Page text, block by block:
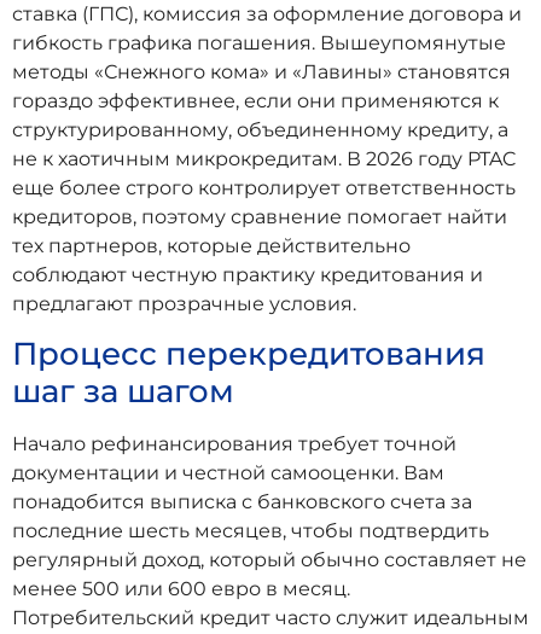
ставка (ГПС), комиссия за оформление договора и
гибкость графика погашения. Вышеупомянутые
методы «Снежного кома» и «Лавины» становятся
гораздо эффективнее, если они применяются к
структурированному, объединенному кредиту, а
не к хаотичным микрокредитам. В 2026 году PTAC
еще более строго контролирует ответственность
кредиторов, поэтому сравнение помогает найти
тех партнеров, которые действительно
соблюдают честную практику кредитования и
предлагают прозрачные условия.
Процесс перекредитования
шаг за шагом
Начало рефинансирования требует точной
документации и честной самооценки. Вам
понадобится выписка с банковского счета за
последние шесть месяцев, чтобы подтвердить
регулярный доход, который обычно составляет не
менее 500 или 600 евро в месяц.
Потребительский кредит часто служит идеальным